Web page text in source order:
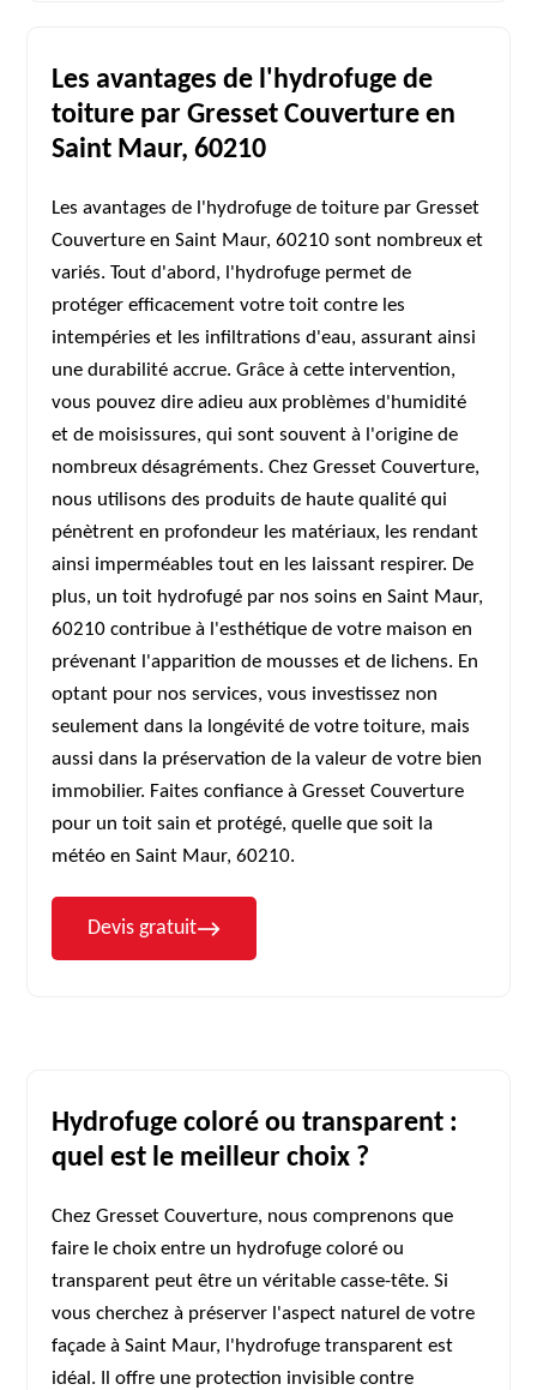
Les avantages de l'hydrofuge de
toiture par Gresset Couverture en
Saint Maur, 60210
Les avantages de l'hydrofuge de toiture par Gresset
Couverture en Saint Maur, 60210 sont nombreux et
variés. Tout d'abord, l'hydrofuge permet de
protéger efficacement votre toit contre les
intempéries et les infiltrations d'eau, assurant ainsi
une durabilité accrue. Grâce à cette intervention,
vous pouvez dire adieu aux problèmes d'humidité
et de moisissures, qui sont souvent à l'origine de
nombreux désagréments. Chez Gresset Couverture,
nous utilisons des produits de haute qualité qui
pénètrent en profondeur les matériaux, les rendant
ainsi imperméables tout en les laissant respirer. De
plus, un toit hydrofugé par nos soins en Saint Maur,
60210 contribue à l'esthétique de votre maison en
prévenant l'apparition de mousses et de lichens. En
optant pour nos services, vous investissez non
seulement dans la longévité de votre toiture, mais
aussi dans la préservation de la valeur de votre bien
immobilier. Faites confiance à Gresset Couverture
pour un toit sain et protégé, quelle que soit la
météo en Saint Maur, 60210.
Devis gratuit
Hydrofuge coloré ou transparent :
quel est le meilleur choix ?
Chez Gresset Couverture, nous comprenons que
faire le choix entre un hydrofuge coloré ou
transparent peut être un véritable casse-tête. Si
vous cherchez à préserver l'aspect naturel de votre
façade à Saint Maur, l'hydrofuge transparent est
idéal. Il offre une protection invisible contre